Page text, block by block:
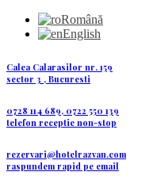
Română
English
Calea Calarasilor nr. 159
sector 3 , Bucuresti
0728 114 689, 0722 550 139
telefon receptie non-stop
rezervari@hotelrazvan.com
raspundem rapid pe email